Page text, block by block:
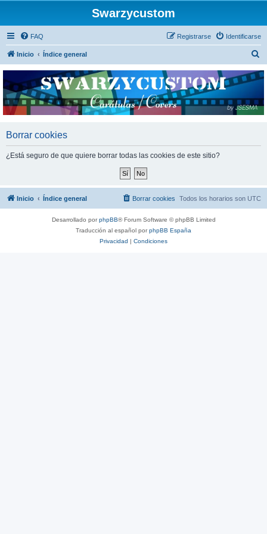
Swarzycustom
FAQ Identificarse
Registrarse
Inicio Índice general
c
Borrar cookies
¿Está seguro de que quiere borrar todas las cookies de este sitio?
Inicio Índice general Todos los horarios son UTC
Borrar cookies
Desarrollado porphpBB® Forum Software © phpBB Limited
Traducción al español porphpBB España
Privacidad | Condiciones